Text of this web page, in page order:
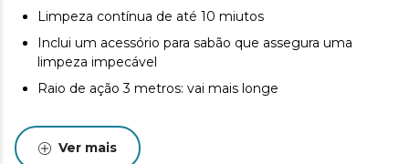
Limpeza contínua de até 10 miutos
Inclui um acessório para sabão que assegura uma
limpeza impecável
Raio de ação 3 metros: vai mais longe
Ver mais